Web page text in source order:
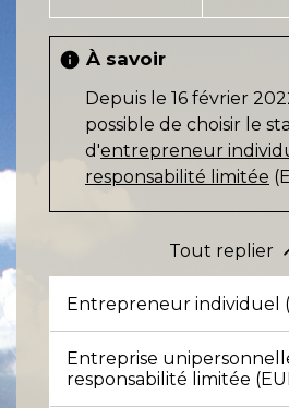
info À savoir
Depuis le 16 février
possible de choisir le
d'entrepreneur
responsabilité limitée
Tout replier
Entrepreneur individuel
Entreprise
responsabilité limitée